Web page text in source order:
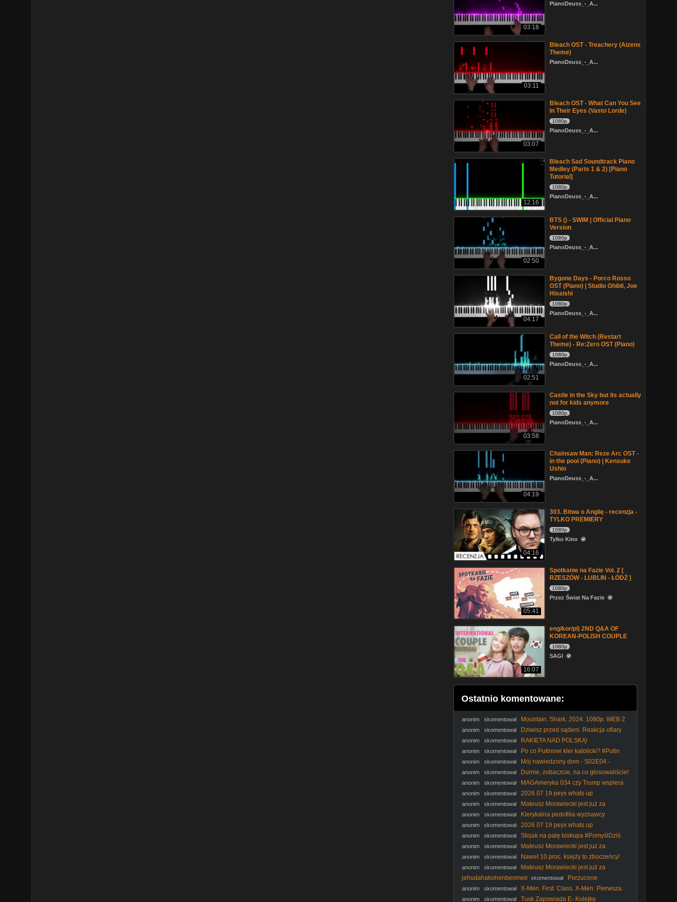
03:18
PianoDeuss_-_A...
03:11
Bleach OST - Treachery (Aizens
Theme)
PianoDeuss_-_A...
03:07
Bleach OST - What Can You See
In Their Eyes (Vasto Lorde)
1080p
PianoDeuss_-_A...
12:16
Bleach Sad Soundtrack Piano
Medley (Parts 1 & 2) [Piano
Tutorial]
1080p
PianoDeuss_-_A...
02:50
BTS () - SWIM | Official Piano
Version
1080p
PianoDeuss_-_A...
04:17
Bygone Days - Porco Rosso
OST (Piano) | Studio Ghibli, Joe
Hisaishi
1080p
PianoDeuss_-_A...
02:51
Call of the Witch (Restart
Theme) - Re:Zero OST (Piano)
1080p
PianoDeuss_-_A...
03:58
Castle in the Sky but its actually
not for kids anymore
1080p
PianoDeuss_-_A...
04:19
Chainsaw Man: Reze Arc OST -
in the pool (Piano) | Kensuke
Ushio
PianoDeuss_-_A...
04:16
303. Bitwa o Anglię - recenzja -
TYLKO PREMIERY
1080p
Tylko Kino
05:41
Spotkanie na Fazie Vol. 2 [
RZESZÓW - LUBLIN - ŁÓDŹ ]
1080p
Przez Świat Na Fazie
16:07
eng/kor/pl) 2ND Q&A OF
KOREAN-POLISH COUPLE
1080p
SAGI
Ostatnio komentowane:
anonim skomentował Mountain. Shark. 2024. 1080p. WEB 2
anonim skomentował
Dziwisz przed sądem. Reakcja ofiary
księdza I IPP
anonim skomentował
RAKIETA NAD POLSKĄ!
PRZERAŻAJĄCA NIEKOMPETENCJA RZĄDU
anonim skomentował
Po co Putinowi kler katolicki? #Putin
#Rosja #kler #katokomuna #polityka
anonim skomentował
Mój nawiedzony dom - S02E04 -
Akademik, sekretny pokój
anonim skomentował
Durnie, zobaczcie, na co głosowaliście!
#Nawrocki #Batyr #protestanci #wybory2025 #polityka
anonim skomentował
MAGAmeryka 034 czy Trump wspiera
Rosję
anonim skomentował 2026 07 19 peyx whats up
anonim skomentował
Mateusz Morawiecki jest już za
kompromisem aborcyjnym
anonim skomentował
Klerykalna pedofilia wyznawcy
molocha #kler #katolicyzm #Kościółkatolicki #katokomuna
anonim skomentował 2026 07 19 peyx whats up
anonim skomentował
Stojak na pałę biskupa #PomyślDziś
odc. 2644
anonim skomentował
Mateusz Morawiecki jest już za
kompromisem aborcyjnym
anonim skomentował
Nawet 10 proc. księży to zboczeńcy!
#IPPTVNaŻywo #ksiądz #kler
anonim skomentował
Mateusz Morawiecki jest już za
kompromisem aborcyjnym
jehudahakohenbenmeir skomentował
Porzucone
konstrukcje - co się stało - szczegóły w opisie
anonim skomentował
X-Men. First. Class. X-Men. Pierwsza.
klasa. 2011. Lektor.pl
anonim skomentował Tusk Zapowiada E- Kolejkę